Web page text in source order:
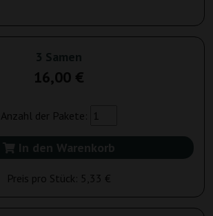
3 Samen
16,00 €
Anzahl der Pakete:
In den Warenkorb
Preis pro Stück: 5,33 €